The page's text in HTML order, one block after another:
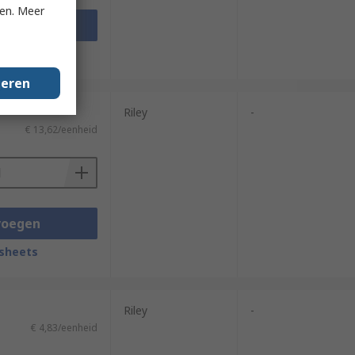
€ 13,62/eenheid
Riley -
€ 4,83/eenheid
Riley -
Meer